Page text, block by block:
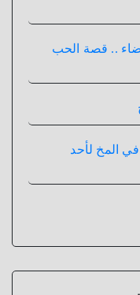
.. قصة الحب
المخ لأحد